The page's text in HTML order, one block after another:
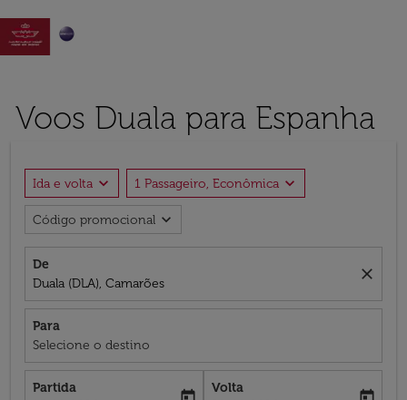

Voos Duala para Espanha
Ida e volta expand_more 1 Passageiro, Econômica expand_more
Código promocional expand_more
De
Duala (DLA), Camarões
close
Para
Selecione o destino
Partida
Volta